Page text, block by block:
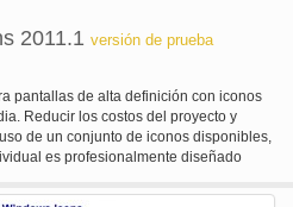
2011.1 versión de prueba
pantallas de alta definición con iconos
Reducir los costos del proyecto y
de un conjunto de iconos disponibles,
es profesionalmente diseñado
con los más altos estándares